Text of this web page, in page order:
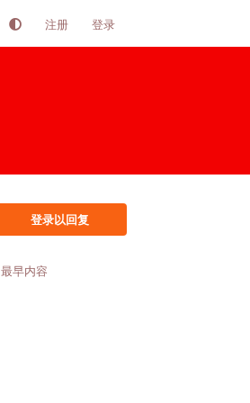
注册 登录
登录以回复
最早内容